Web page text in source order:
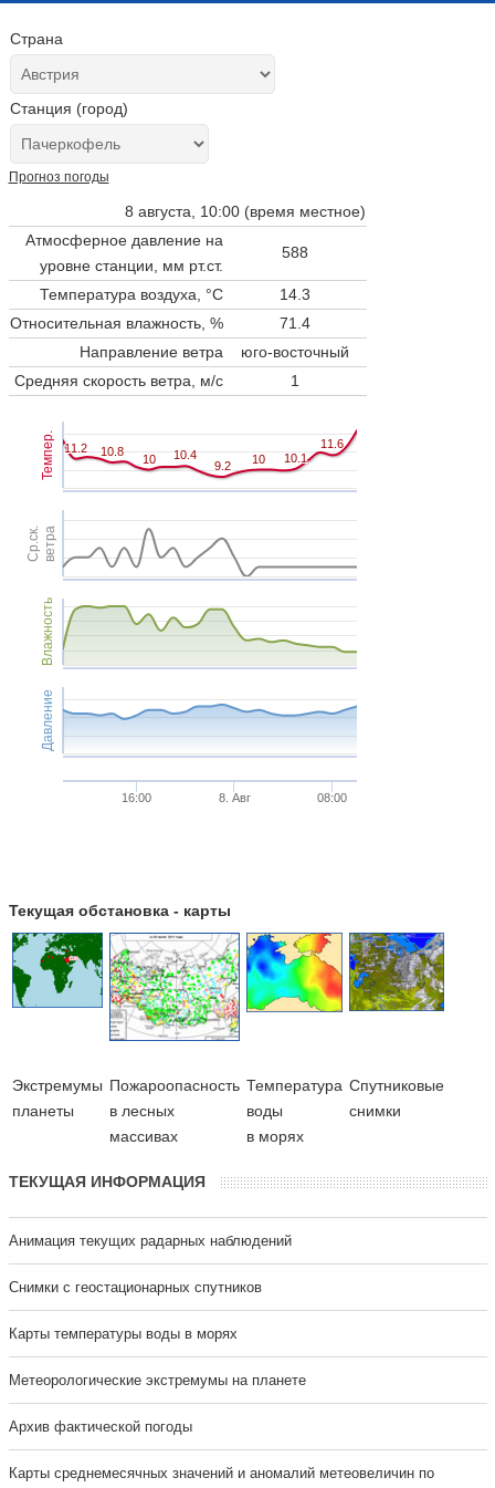
Страна
Станция (город)
Прогноз погоды
8 августа, 10:00 (время местное)
Атмосферное давление на
уровне станции, мм рт.ст.
588
Температура воздуха, °C
14.3
Относительная влажность, %
71.4
Направление ветра
юго-восточный
Средняя скорость ветра, м/с
1
Темпер.
Ср.ск.ветра
Влажность
Давление
11.2
11.2 10.8
10.8
10
10 10.4
10.4
9.2
9.2 10
10 10.1
10.1
11.6
11.6
16:00 8. Авг 08:00
Текущая обстановка - карты
Экстремумы
планеты
Пожароопасность
в лесных
массивах
Температура
воды
в морях
Cпутниковые
снимки
ТЕКУЩАЯ ИНФОРМАЦИЯ
Анимация текущих радарных наблюдений
Cнимки с геостационарных спутников
Карты температуры воды в морях
Метеорологические экстремумы на планете
Архив фактической погоды
Карты среднемесячных значений и аномалий метеовеличин по